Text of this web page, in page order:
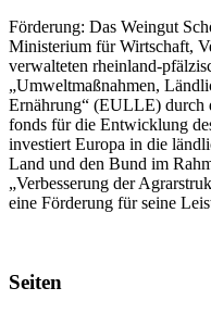
Förderung: Das Weingut
Minis­terium für Wirtschaft,
verwal­teten rhein­land-
„Umwelt­maßnahmen,
Ernährung“ (EULLE) durch
fonds für die Entwick­lung
investiert Europa in die
Land und den Bund im
„Verbes­serung der
eine Förderung für seine
Seiten